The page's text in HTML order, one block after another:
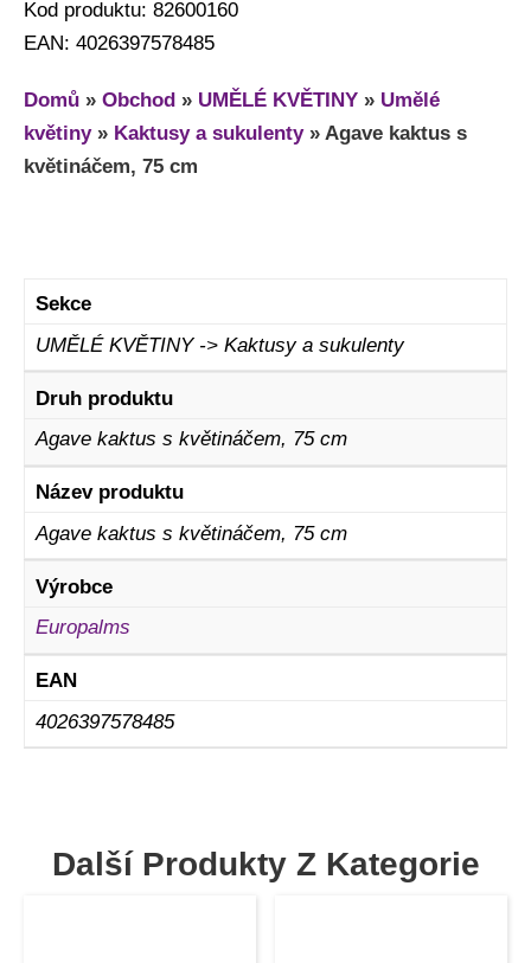
Kod produktu: 82600160
EAN: 4026397578485
Domů » Obchod » UMĚLÉ KVĚTINY » Umělé
květiny» Kaktusy a sukulenty» Agave kaktus s
květináčem, 75 cm
Sekce
UMĚLÉ KVĚTINY -> Kaktusy a sukulenty
Druh produktu
Agave kaktus s květináčem, 75 cm
Název produktu
Agave kaktus s květináčem, 75 cm
Výrobce
Europalms
EAN
4026397578485
Další Produkty Z Kategorie